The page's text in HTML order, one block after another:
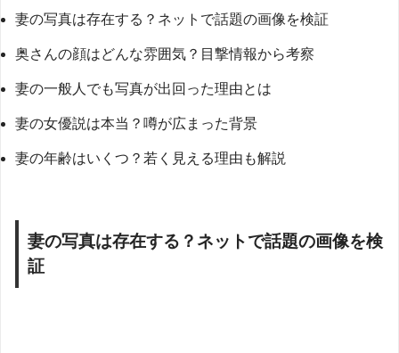
妻の写真は存在する？ネットで話題の画像を検証
奥さんの顔はどんな雰囲気？目撃情報から考察
妻の一般人でも写真が出回った理由とは
妻の女優説は本当？噂が広まった背景
妻の年齢はいくつ？若く見える理由も解説
妻の写真は存在する？ネットで話題の画像を検
証